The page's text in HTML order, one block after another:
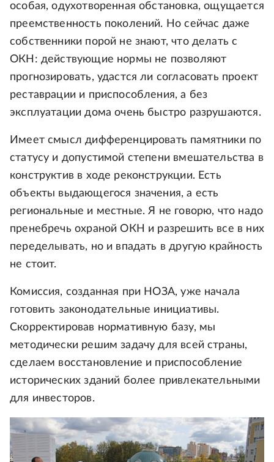
особая, одухотворенная обстановка, ощущается
преемственность поколений. Но сейчас даже
собственники порой не знают, что делать с
ОКН: действующие нормы не позволяют
прогнозировать, удастся ли согласовать проект
реставрации и приспособления, а без
эксплуатации дома очень быстро разрушаются.
Имеет смысл дифференцировать памятники по
статусу и допустимой степени вмешательства в
конструктив в ходе реконструкции. Есть
объекты выдающегося значения, а есть
региональные и местные. Я не говорю, что надо
пренебречь охраной ОКН и разрешить все в них
переделывать, но и впадать в другую крайность
не стоит.
Комиссия, созданная при НОЗА, уже начала
готовить законодательные инициативы.
Скорректировав нормативную базу, мы
методически решим задачу для всей страны,
сделаем восстановление и приспособление
исторических зданий более привлекательными
для инвесторов.